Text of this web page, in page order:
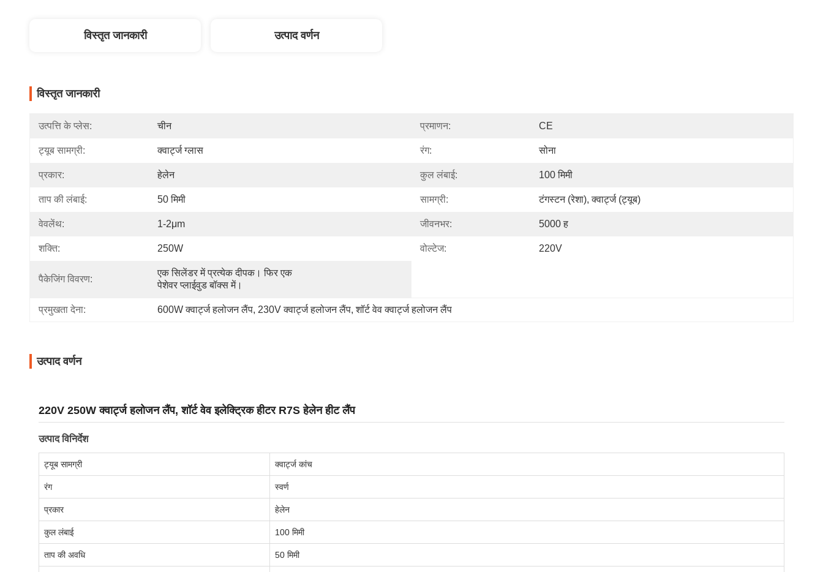
विस्तृत जानकारी उत्पाद वर्णन
विस्तृत जानकारी
उत्पत्ति के प्लेस: चीन प्रमाणन: CE
ट्यूब सामग्री: क्वार्ट्ज ग्लास रंग: सोना
प्रकार: हेलेन कुल लंबाई: 100 मिमी
ताप की लंबाई: 50 मिमी सामग्री: टंगस्टन (रेशा), क्वार्ट्ज (ट्यूब)
वेवलेंथ: 1-2μm जीवनभर: 5000 ह
शक्ति: 250W वोल्टेज: 220V
पैकेजिंग विवरण:
एक सिलेंडर में प्रत्येक दीपक। फिर एक
पेशेवर प्लाईवुड बॉक्स में।
प्रमुखता देना: 600W क्वार्ट्ज हलोजन लैंप, 230V क्वार्ट्ज हलोजन लैंप, शॉर्ट वेव क्वार्ट्ज हलोजन लैंप
उत्पाद वर्णन
220V 250W क्वार्ट्ज हलोजन लैंप, शॉर्ट वेव इलेक्ट्रिक हीटर R7S हेलेन हीट लैंप
उत्पाद विनिर्देश
ट्यूब सामग्री क्वार्ट्ज कांच
रंग स्वर्ण
प्रकार हेलेन
कुल लंबाई 100 मिमी
ताप की अवधि 50 मिमी